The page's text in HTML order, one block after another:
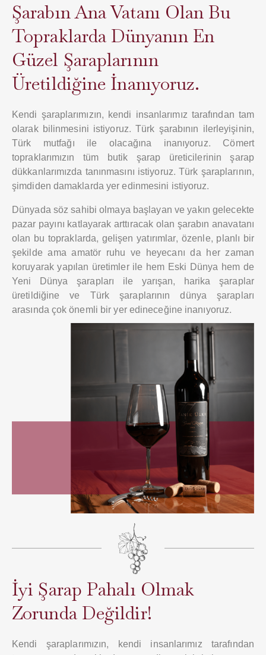
Şarabın Ana Vatanı Olan Bu
Topraklarda Dünyanın En
Güzel Şaraplarının
Üretildiğine İnanıyoruz.
Kendi şaraplarımızın, kendi insanlarımız tarafından tam
olarak bilinmesini istiyoruz. Türk şarabının ilerleyişinin,
Türk mutfağı ile olacağına inanıyoruz. Cömert
topraklarımızın tüm butik şarap üreticilerinin şarap
dükkanlarımızda tanınmasını istiyoruz. Türk şaraplarının,
şimdiden damaklarda yer edinmesini istiyoruz.
Dünyada söz sahibi olmaya başlayan ve yakın gelecekte
pazar payını katlayarak arttıracak olan şarabın anavatanı
olan bu topraklarda, gelişen yatırımlar, özenle, planlı bir
şekilde ama amatör ruhu ve heyecanı da her zaman
koruyarak yapılan üretimler ile hem Eski Dünya hem de
Yeni Dünya şarapları ile yarışan, harika şaraplar
üretildiğine ve Türk şaraplarının dünya şarapları
arasında çok önemli bir yer edineceğine inanıyoruz.
İyi Şarap Pahalı Olmak
Zorunda Değildir!
Kendi şaraplarımızın, kendi insanlarımız tarafından